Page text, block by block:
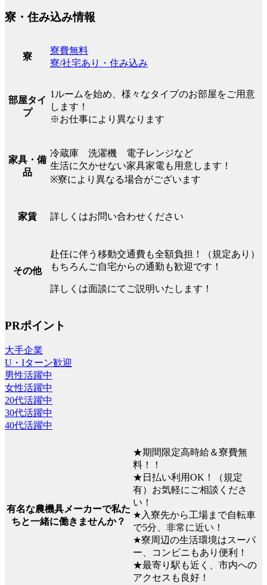
寮・住み込み情報
寮
寮費無料
寮/社宅あり・住み込み
部屋タイ
プ
1ルームを始め、様々なタイプのお部屋をご用意
します！
※お仕事により異なります
家具・備
品
冷蔵庫 洗濯機 電子レンジなど
生活に欠かせない家具家電も用意します！
※寮により異なる場合がございます
家賃 詳しくはお問い合わせください
その他
赴任に伴う移動交通費も全額負担！（規定あり）
もちろんご自宅からの通勤も歓迎です！
詳しくは面談にてご説明いたします！
PRポイント
大手企業
U・Iターン歓迎
男性活躍中
女性活躍中
20代活躍中
30代活躍中
40代活躍中
有名な農機具メーカーで私た
ちと一緒に働きませんか？
★期間限定高時給＆寮費無
料！！
★日払い利用OK！（規定
有）お気軽にご相談くださ
い！
★入寮先から工場まで自転車
で5分、非常に近い！
★寮周辺の生活環境はスーパ
ー、コンビニもあり便利！
★最寄り駅も近く、市内への
アクセスも良好！